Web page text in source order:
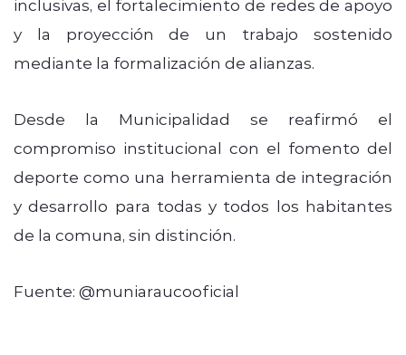
inclusivas, el fortalecimiento de redes de apoyo
y la proyección de un trabajo sostenido
mediante la formalización de alianzas.
Desde la Municipalidad se reafirmó el
compromiso institucional con el fomento del
deporte como una herramienta de integración
y desarrollo para todas y todos los habitantes
de la comuna, sin distinción.
Fuente: @muniaraucooficial